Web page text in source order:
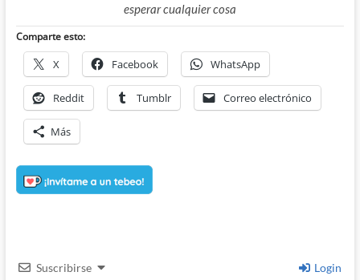
esperar cualquier cosa
Comparte esto:
X Facebook WhatsApp
Reddit Tumblr Correo electrónico
Más
Suscribirse Login